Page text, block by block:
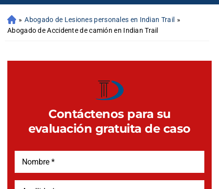
» Abogado de Lesiones personales en Indian Trail »
Abogado de Accidente de camión en Indian Trail
Contáctenos para su
evaluación gratuita de caso